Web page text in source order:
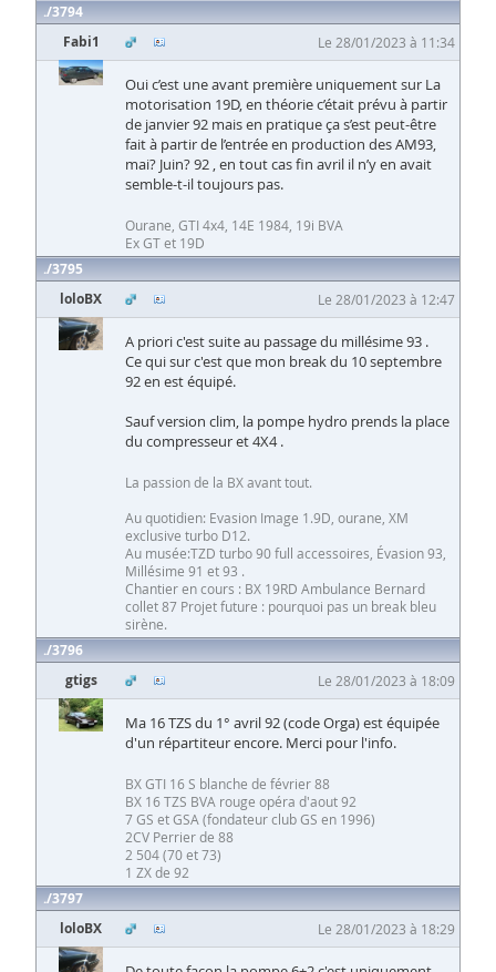
3794
Fabi1
Le 28/01/2023 à 11:34
Oui c’est une avant première uniquement sur La
motorisation 19D, en théorie c’était prévu à partir
de janvier 92 mais en pratique ça s’est peut-être
fait à partir de l’entrée en production des AM93,
mai? Juin? 92 , en tout cas fin avril il n’y en avait
semble-t-il toujours pas.
Ourane, GTI 4x4, 14E 1984, 19i BVA
Ex GT et 19D
3795
loloBX
Le 28/01/2023 à 12:47
A priori c'est suite au passage du millésime 93 .
Ce qui sur c'est que mon break du 10 septembre
92 en est équipé.
Sauf version clim, la pompe hydro prends la place
du compresseur et 4X4 .
La passion de la BX avant tout.
Au quotidien: Evasion Image 1.9D, ourane, XM
exclusive turbo D12.
Au musée:TZD turbo 90 full accessoires, Évasion 93,
Millésime 91 et 93 .
Chantier en cours : BX 19RD Ambulance Bernard
collet 87 Projet future : pourquoi pas un break bleu
sirène.
3796
gtigs
Le 28/01/2023 à 18:09
Ma 16 TZS du 1° avril 92 (code Orga) est équipée
d'un répartiteur encore. Merci pour l'info.
BX GTI 16 S blanche de février 88
BX 16 TZS BVA rouge opéra d'aout 92
7 GS et GSA (fondateur club GS en 1996)
2CV Perrier de 88
2 504 (70 et 73)
1 ZX de 92
3797
loloBX
Le 28/01/2023 à 18:29